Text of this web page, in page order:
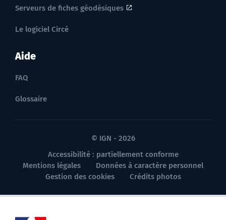
Serveurs de fiches géodésiques
Le logiciel Circé
Aide
FAQ
Glossaire
© IGN - 2026
Accessibilité : partiellement conforme
Mentions légales
Données à caractère personnel
Gestion des cookies
Crédits photos